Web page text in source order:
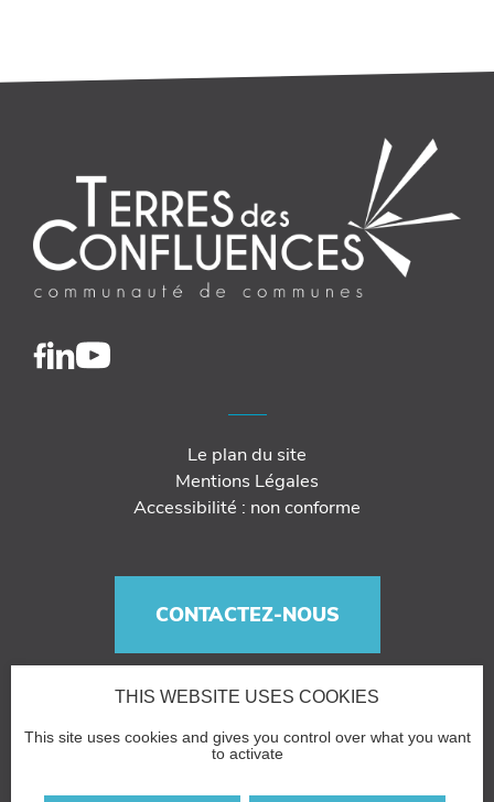
Le plan du site
Mentions Légales
Accessibilité : non conforme
CONTACTEZ-NOUS
THIS WEBSITE USES COOKIES
This site uses cookies and gives you control over what you want
to activate